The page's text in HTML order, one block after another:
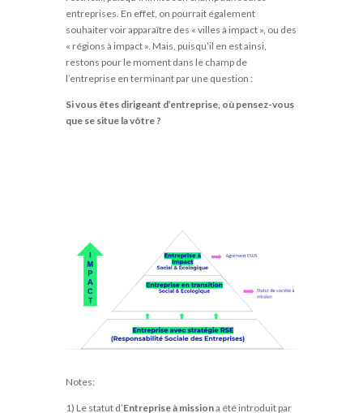
entreprises. En effet, on pourrait également
souhaiter voir apparaître des « villes à impact », ou des
« régions à impact ». Mais, puisqu’il en est ainsi,
restons pour le moment dans le champ de
l’entreprise en terminant par une question :
Si vous êtes dirigeant d’entreprise, où pensez-vous
que se situe la vôtre ?
Notes:
1) Le statut d’Entreprise à missiona été introduit par